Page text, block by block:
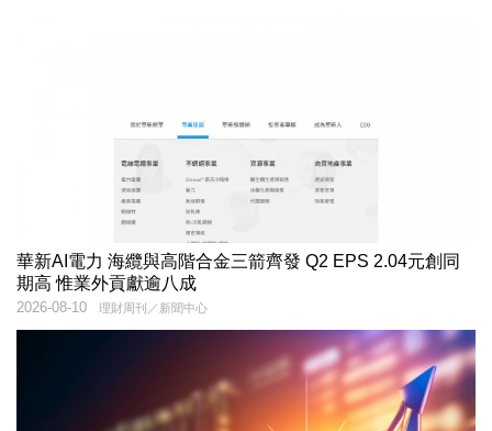
華新AI電力 海纜與高階合金三箭齊發 Q2 EPS 2.04元創同
期高 惟業外貢獻逾八成
理財周刊／新聞中心
2026-08-10